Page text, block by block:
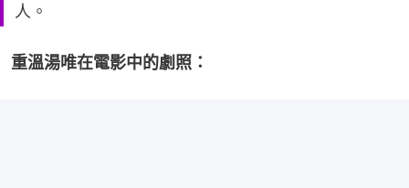
人。
重溫湯唯在電影中的劇照：